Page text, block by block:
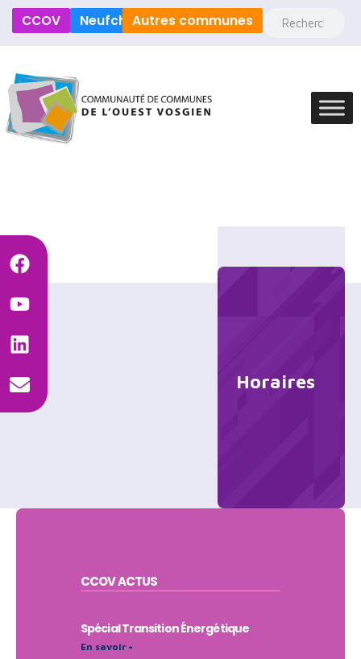
CCOV NeufchâteauAutres communes
Horaires
CCOVACTUS
Spécial Transition Énergétique
En savoir +